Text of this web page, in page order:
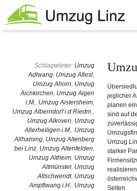
Schlagwörter: Umzug
Adlwang, Umzug Afiesl,
Umzug Ahorn, Umzug
Aichkirchen, Umzug Aigen
i.M., Umzug Aistersheim,
Umzug Alberndorf i.d.Riedm.,
Umzug Alkoven, Umzug
Allerheiligen i.M., Umzug
Allhaming, Umzug Altenberg
bei Linz, Umzug Altenfelden,
Umzug Altheim, Umzug
Altmünster, Umzug
Altschwendt, Umzug
Ampflwang i.H., Umzug
jeglicher
planen
sind auf
Umzug
starker
Seiten